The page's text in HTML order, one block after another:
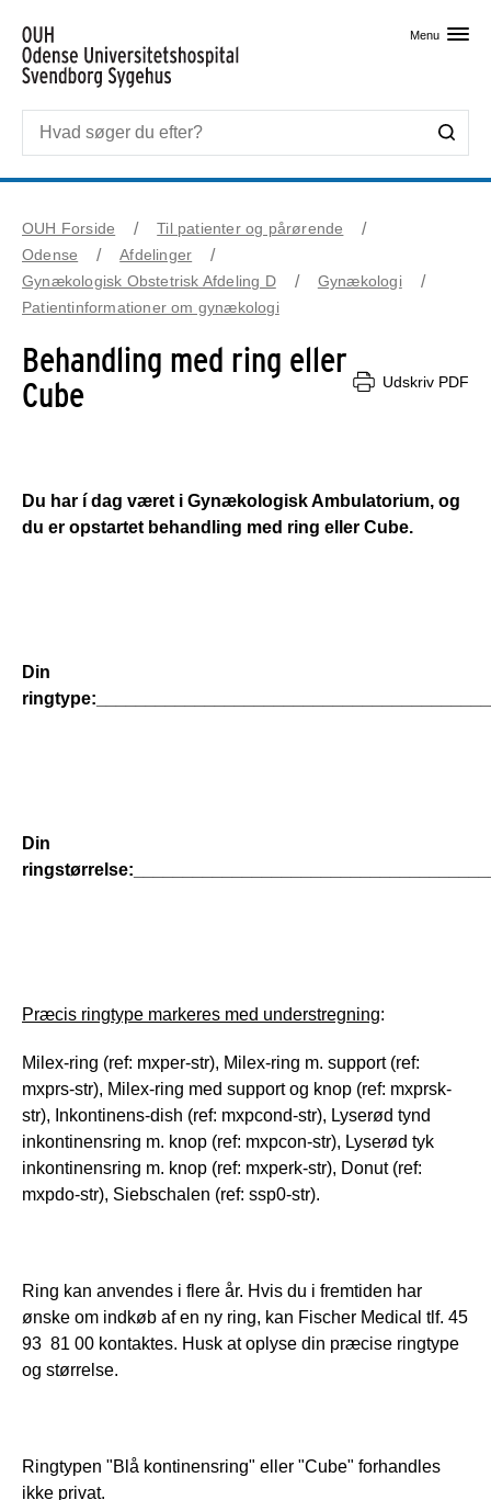
Menu
OUH Forside
Til patienter og pårørende
Odense
Afdelinger
Gynækologisk Obstetrisk Afdeling D
Gynækologi
Patientinformationer om gynækologi
Behandling med ring eller
Cube
Udskriv PDF
Du har í dag været i Gynækologisk Ambulatorium, og
du er opstartet behandling med ring eller Cube.
Din
Din
r
Præcis ringtype markeres med understregning:
Milex-ring (ref: mxper-str), Milex-ring m. support (ref:
mxprs-str), Milex-ring med support og knop (ref: mxprsk-
str), Inkontinens-dish (ref: mxpcond-str), Lyserød tynd
inkontinensring m. knop (ref: mxpcon-str), Lyserød tyk
inkontinensring m. knop (ref: mxperk-str), Donut (ref:
mxpdo-str), Siebschalen (ref: ssp0-str).
Ring kan anvendes i flere år. Hvis du i fremtiden har
ønske om indkøb af en ny ring, kan Fischer Medical tlf. 45
93  81 00 kontaktes. Husk at oplyse din præcise ringtype
og størrelse.
Ringtypen "Blå kontinensring" eller "Cube" forhandles
ikke privat.